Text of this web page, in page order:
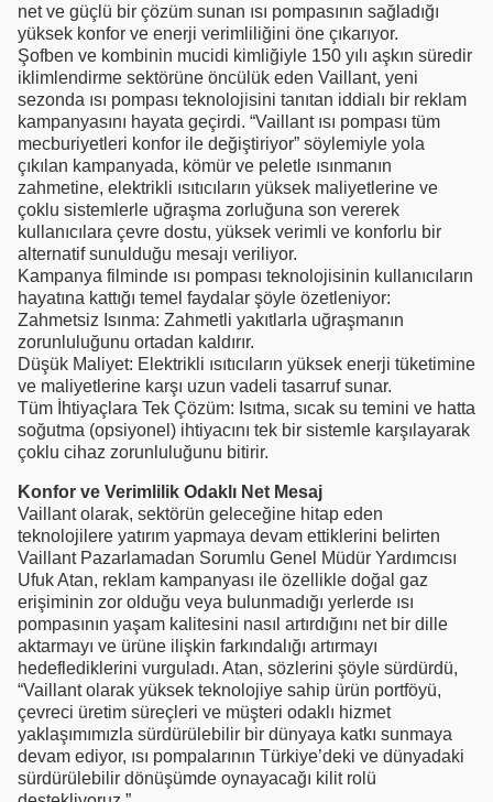
net ve güçlü bir çözüm sunan ısı pompasının sağladığı
yüksek konfor ve enerji verimliliğini öne çıkarıyor.
Şofben ve kombinin mucidi kimliğiyle 150 yılı aşkın süredir
iklimlendirme sektörüne öncülük eden Vaillant, yeni
sezonda ısı pompası teknolojisini tanıtan iddialı bir reklam
kampanyasını hayata geçirdi. “Vaillant ısı pompası tüm
mecburiyetleri konfor ile değiştiriyor” söylemiyle yola
çıkılan kampanyada, kömür ve peletle ısınmanın
zahmetine, elektrikli ısıtıcıların yüksek maliyetlerine ve
çoklu sistemlerle uğraşma zorluğuna son vererek
kullanıcılara çevre dostu, yüksek verimli ve konforlu bir
alternatif sunulduğu mesajı veriliyor.
Kampanya filminde ısı pompası teknolojisinin kullanıcıların
hayatına kattığı temel faydalar şöyle özetleniyor:
Zahmetsiz Isınma: Zahmetli yakıtlarla uğraşmanın
zorunluluğunu ortadan kaldırır.
Düşük Maliyet: Elektrikli ısıtıcıların yüksek enerji tüketimine
ve maliyetlerine karşı uzun vadeli tasarruf sunar.
Tüm İhtiyaçlara Tek Çözüm: Isıtma, sıcak su temini ve hatta
soğutma (opsiyonel) ihtiyacını tek bir sistemle karşılayarak
çoklu cihaz zorunluluğunu bitirir.
Konfor ve Verimlilik Odaklı Net Mesaj
Vaillant olarak, sektörün geleceğine hitap eden
teknolojilere yatırım yapmaya devam ettiklerini belirten
Vaillant Pazarlamadan Sorumlu Genel Müdür Yardımcısı
Ufuk Atan, reklam kampanyası ile özellikle doğal gaz
erişiminin zor olduğu veya bulunmadığı yerlerde ısı
pompasının yaşam kalitesini nasıl artırdığını net bir dille
aktarmayı ve ürüne ilişkin farkındalığı artırmayı
hedeflediklerini vurguladı. Atan, sözlerini şöyle sürdürdü,
“Vaillant olarak yüksek teknolojiye sahip ürün portföyü,
çevreci üretim süreçleri ve müşteri odaklı hizmet
yaklaşımımızla sürdürülebilir bir dünyaya katkı sunmaya
devam ediyor, ısı pompalarının Türkiye’deki ve dünyadaki
sürdürülebilir dönüşümde oynayacağı kilit rolü